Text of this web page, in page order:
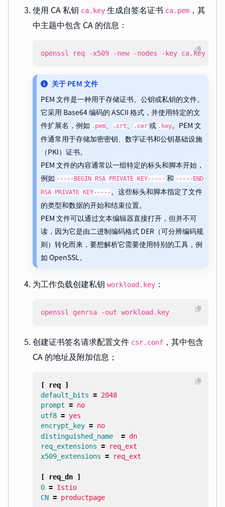
使用 CA 私钥 ca.key 生成自签名证书 ca.pem ，其
中主题中包含 CA 的信息：
openssl req -x509 -new -nodes -key ca.key -
关于 PEM 文件
PEM 文件是一种用于存储证书、公钥或私钥的文件。
它采用 Base64 编码的 ASCII 格式，并使用特定的文
件扩展名，例如 .pem、 .crt、 .cer 或 .key。PEM 文
件通常用于存储加密密钥、数字证书和公钥基础设施
（PKI）证书。
PEM 文件的内容通常以一组特定的标头和脚本开始，
例如 -----BEGIN RSA PRIVATE KEY----- 和 -----END
RSA PRIVATE KEY-----。这些标头和脚本指定了文件
的类型和数据的开始和结束位置。
PEM 文件可以通过文本编辑器直接打开，但并不可
读，因为它是由二进制编码格式 DER（可分辨编码规
则）转化而来，要想解析它需要使用特别的工具，例
如 OpenSSL。
为工作负载创建私钥 workload.key ：
openssl genrsa -out workload.key
创建证书签名请求配置文件 csr.conf ，其中包含
CA 的地址及附加信息；
[ req ]
default_bits = 2048
prompt = no
utf8 = yes
encrypt_key = no
distinguished_name
= dn
req_extensions =
req_ext
x509_extensions = req_ext
[ req_dn ]
O = Istio
CN = productpage